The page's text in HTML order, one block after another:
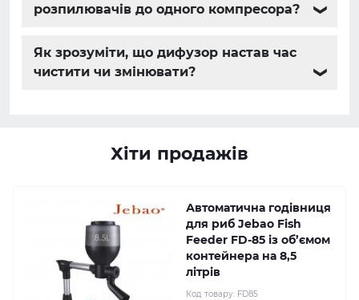
розпилювачів до одного компресора?
❯
Як зрозуміти, що дифузор настав час
чистити чи змінювати?
❯
Хіти продажів
Автоматична годівниця
для риб Jebao Fish
Feeder FD-85 із об’ємом
контейнера на 8,5
літрів
Код товару: FD85